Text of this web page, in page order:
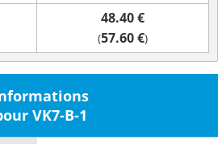
48.40 €
(57.60 €)
VK7-B-1